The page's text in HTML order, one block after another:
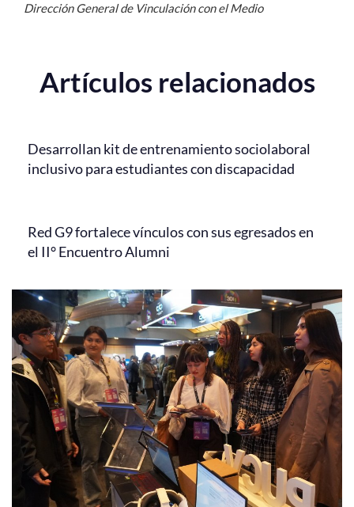
Dirección General de Vinculación con el Medio
Artículos relacionados
Desarrollan kit de entrenamiento sociolaboral
inclusivo para estudiantes con discapacidad
Red G9 fortalece vínculos con sus egresados en
el II° Encuentro Alumni